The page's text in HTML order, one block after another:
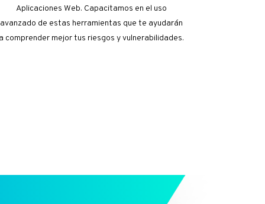
Aplicaciones Web. Capacitamos en el uso
avanzado de estas herramientas que te ayudarán
comprender mejor tus riesgos y vulnerabilidades.